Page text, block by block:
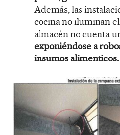
Además, las
cocina no iluminan
almacén no cuenta
exponiéndose a
insumos alimenticos.